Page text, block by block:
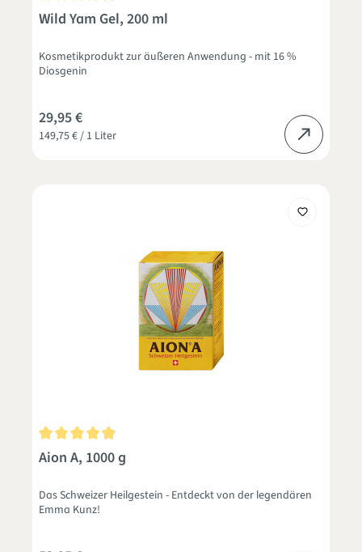
Durchschnittliche Bewertung von 4.8 von 5 Sternen
Wild Yam Gel, 200 ml
Kosmetikprodukt zur äußeren Anwendung - mit 16 %
Diosgenin
149,75 € / 1 Liter
29,95 €
Durchschnittliche Bewertung von 4.9 von 5 Sternen
Aion A, 1000 g
Das Schweizer Heilgestein - Entdeckt von der legendären
Emma Kunz!